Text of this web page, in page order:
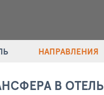
НАПРАВЛЕНИЯ
В ОТЕЛЬ